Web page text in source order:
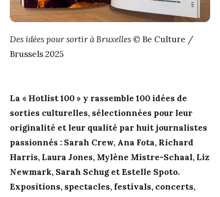
Des idées pour sortir à Bruxelles © Be Culture /
Brussels 2025
La « Hotlist 100 » y rassemble 100 idées de
sorties culturelles, sélectionnées pour leur
originalité et leur qualité par huit journalistes
passionnés : Sarah Crew, Ana Fota, Richard
Harris, Laura Jones, Mylène Mistre-Schaal, Liz
Newmark, Sarah Schug et Estelle Spoto.
Expositions, spectacles, festivals, concerts,